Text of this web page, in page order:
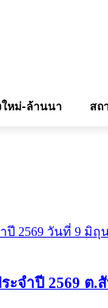
ใหม่-ล้านนา สถ
ะจำปี 2569 ต.